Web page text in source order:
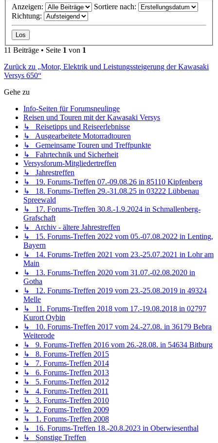
Versysforum-Mitgliedertreffen
↳ Jahrestreffen
↳ 19. Forums-Treffen 07.-09.08.26 in 85110 Kipfenberg
↳ 18. Forums-Treffen 29.-31.08.25 in 03222 Lübbenau
Spreewald
↳ 17. Forums-Treffen 30.8.-1.9.2024 in Schmallenberg-
↳ Archiv - ältere Jahrestreffen
↳ 15. Forums-Treffen 2022 vom 05.-07.08.2022 in Lenting,
↳ 14. Forums-Treffen 2021 vom 23.-25.07.2021 in Lohr am
Main
↳ 13. Forums-Treffen 2020 vom 31.07.-02.08.2020 in
Gotha
↳ 12. Forums-Treffen 2019 vom 23.-25.08.2019 in 49324
Melle
↳ 11. Forums-Treffen 2018 vom 17.-19.08.2018 in 02797
Kurort Oybin
↳ 10. Forums-Treffen 2017 vom 24.-27.08. in 36179 Bebra
Weiterode
↳ 9. Forums-Treffen 2016 vom 26.-28.08. in 54634 Bitburg
↳ 8. Forums-Treffen 2015
↳ 7. Forums-Treffen 2014
↳ 6. Forums-Treffen 2013
↳ 5. Forums-Treffen 2012
↳ 4. Forums-Treffen 2011
↳ 3. Forums-Treffen 2010
↳ 2. Forums-Treffen 2009
↳ 1. Forums-Treffen 2008
↳ 16. Forums-Treffen 18.-20.8.2023 in Oberwiesenthal
↳ Sonstige Treffen
↳ Österreich 2027
↳ Höhentreffen 2026
↳ Österreich 2026
↳ Thüringen-Treffen 2026 (Frühjahr und Herbst)
↳ Sardinien-Treffen 2025
↳ Höhentreffen 2025
↳ Österreich 2025
↳ Thüringen-Treffen 2025
↳ Höhentreffen 2024
↳ Archiv - ältere Treffen
↳ Höhentreffen 2022
↳ Thüringen-Treffen 2022
↳ Kärnten-Treffen 2022
↳ Höhentreffen 2021 in Teglio, Sondrio
↳ Höhentreffen 2020 in Lavarone, Trentino-Südtirol
↳ Höhentreffen 2019 in Lavarone, Trentino-Südtirol
↳ Tirol-Treffen 2019 in Pfunds, Tirol